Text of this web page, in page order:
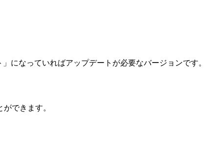
になっていればアップデートが必要なバージョンです。
できます。